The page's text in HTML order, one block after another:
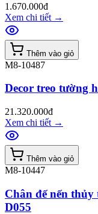
1.670.000đ
Xem chi tiết →
Thêm vào giỏ
M8-10487
Decor treo tường
21.320.000đ
Xem chi tiết →
Thêm vào giỏ
M8-10447
Chân đế nến
D055